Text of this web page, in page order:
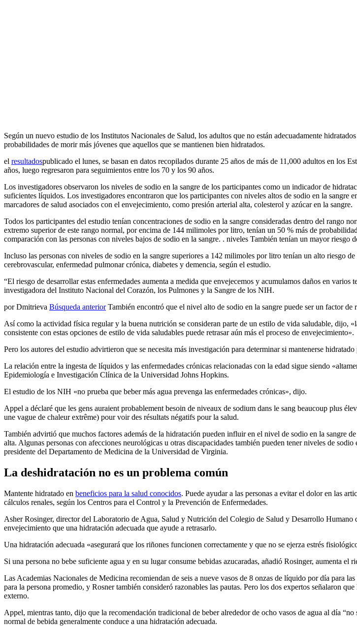
Según un nuevo estudio de los Institutos Nacionales de Salud, los adultos que no están adecuadamente
probabilidades de morir más jóvenes que aquellos que se mantienen bien hidratados.
el resultadospublicado el lunes, se basan en datos recopilados durante 25 años de más de 11,000 adultos en los
años, luego regresaron para seguimientos entre los 70 y los 90 años.
Los investigadores observaron los niveles de sodio en la sangre de los participantes como un indicador de
suficientes líquidos. Los investigadores encontraron que los participantes con niveles altos de sodio en la
marcadores de salud asociados con el envejecimiento, como presión arterial alta, colesterol y azúcar en la sangre.
Todos los participantes del estudio tenían concentraciones de sodio en la sangre consideradas dentro del rango
extremo superior de este rango normal, por encima de 144 milimoles por litro, tenían un 50 % más de
comparación con las personas con niveles bajos de sodio en la sangre. . niveles También tenían un mayor riesgo
Incluso las personas con niveles de sodio en la sangre superiores a 142 milimoles por litro tenían un alto riesgo
cerebrovascular, enfermedad pulmonar crónica, diabetes y demencia, según el estudio.
“El riesgo de desarrollar estas enfermedades aumenta a medida que envejecemos y acumulamos daños en
investigadora del Instituto Nacional del Corazón, los Pulmones y la Sangre de los NIH.
por Dmitrieva Búsqueda anteriorTambién encontró que el nivel alto de sodio en la sangre puede ser un factor de
Así como la actividad física regular y la buena nutrición se consideran parte de un estilo de vida saludable, dijo,
consistente con estas opciones de estilo de vida saludables puede retrasar aún más el proceso de envejecimiento».
Pero los autores del estudio advirtieron que se necesita más investigación para determinar si mantenerse
La relación entre la ingesta de líquidos y las enfermedades crónicas relacionadas con la edad sigue siendo
Epidemiología e Investigación Clínica de la Universidad Johns Hopkins.
El estudio de los NIH «no prueba que beber más agua prevenga las enfermedades crónicas», dijo.
Appel a déclaré que les gens auraient probablement besoin de niveaux de sodium dans le sang beaucoup plus
une vague de chaleur extrême) pour voir des résultats négatifs pour la salud.
También advirtió que muchos factores además de la hidratación pueden influir en el nivel de sodio en la sangre
alta. Algunas personas con afecciones neurológicas u otras discapacidades también pueden tener niveles de
presidente del Departamento de Medicina de la Universidad de Virginia.
La deshidratación no es un problema común
Mantente hidratado en beneficios para la salud conocidos. Puede ayudar a las personas a evitar el dolor en las
cálculos renales, según los Centros para el Control y la Prevención de Enfermedades.
Asher Rosinger, director del Laboratorio de Agua, Salud y Nutrición del Colegio de Salud y Desarrollo Humano
envejecimiento que una hidratación adecuada que ayude a retrasarlo.
Una hidratación adecuada «asegurará que los riñones funcionen correctamente y que no se ejerza estrés
Si una persona no bebe suficiente agua y en su lugar consume bebidas azucaradas, añadió Rosinger, aumenta
Las Academias Nacionales de Medicina recomiendan de seis a nueve vasos de 8 onzas de líquido por día para
para la persona promedio, y Rosner también consideró razonables las pautas. Pero los dos expertos señalaron
externo.
Appel, mientras tanto, dijo que la recomendación tradicional de beber alrededor de ocho vasos de agua al día
normal de bebida generalmente conduce a una hidratación adecuada.